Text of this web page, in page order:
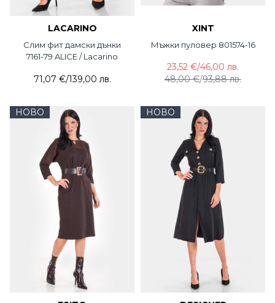
LACARINO
Слим фит дамски дънки
7161-79 ALICE / Lacarino
71,07 €/139,00 лв.
XINT
Мъжки пуловер 801574-16
48,00 €/93,88 лв.
23,52 €/46,00 лв.
НОВО НОВО